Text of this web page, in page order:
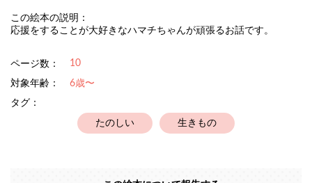
この絵本の説明：
応援をすることが大好きなハマチちゃんが頑張るお話です。
ページ数： 10
対象年齢：
6歳〜
タグ：
たのしい 生きもの